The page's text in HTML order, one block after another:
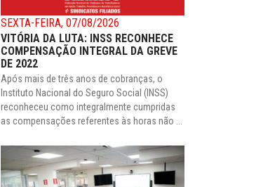
SEXTA-FEIRA, 07/08/2026
VITÓRIA DA LUTA: INSS RECONHECE
COMPENSAÇÃO INTEGRAL DA GREVE
DE 2022
Após mais de três anos de cobranças, o
Instituto Nacional do Seguro Social (INSS)
reconheceu como integralmente cumpridas
as compensações referentes às horas não ...